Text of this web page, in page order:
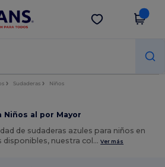
en app!
Descargar app
Sudaderas Niños
Niños al por Mayor
de sudaderas azules para niños en
disponibles, nuestra col…Ver más